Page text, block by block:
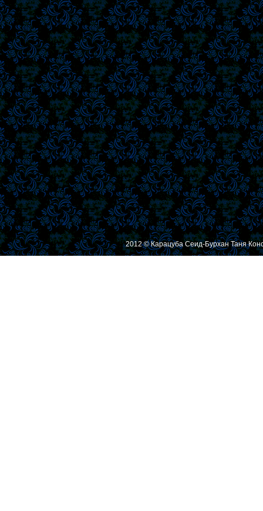
2012 © Карацуба Сеид-Бурхан Таня